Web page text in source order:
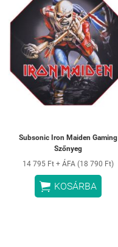
Subsonic Iron Maiden Gaming
Szőnyeg
14 795 Ft + ÁFA (18 790 Ft)
 KOSÁRBA